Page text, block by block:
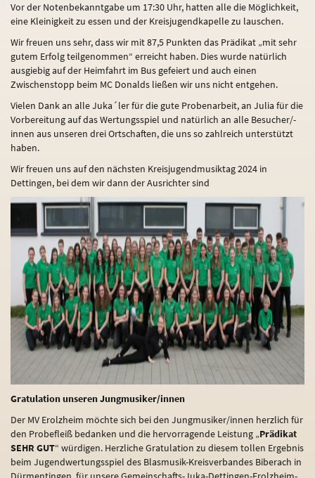
Vor der Notenbekanntgabe um 17:30 Uhr, hatten alle die Möglichkeit,
eine Kleinigkeit zu essen und der Kreisjugendkapelle zu lauschen.
Wir freuen uns sehr, dass wir mit 87,5 Punkten das Prädikat „mit sehr
gutem Erfolg teilgenommen“ erreicht haben. Dies wurde natürlich
ausgiebig auf der Heimfahrt im Bus gefeiert und auch einen
Zwischenstopp beim MC Donalds ließen wir uns nicht entgehen.
Vielen Dank an alle Juka´ler für die gute Probenarbeit, an Julia für die
Vorbereitung auf das Wertungsspiel und natürlich an alle Besucher/-
innen aus unseren drei Ortschaften, die uns so zahlreich unterstützt
haben.
Wir freuen uns auf den nächsten Kreisjugendmusiktag 2024 in
Dettingen, bei dem wir dann der Ausrichter sind
Gratulation unseren Jungmusiker/innen
Der MV Erolzheim möchte sich bei den Jungmusiker/innen herzlich für
den Probefleiß bedanken und die hervorragende Leistung „Prädikat
SEHR GUT“ würdigen. Herzliche Gratulation zu diesem tollen Ergebnis
beim Jugendwertungsspiel des Blasmusik-Kreisverbandes Biberach in